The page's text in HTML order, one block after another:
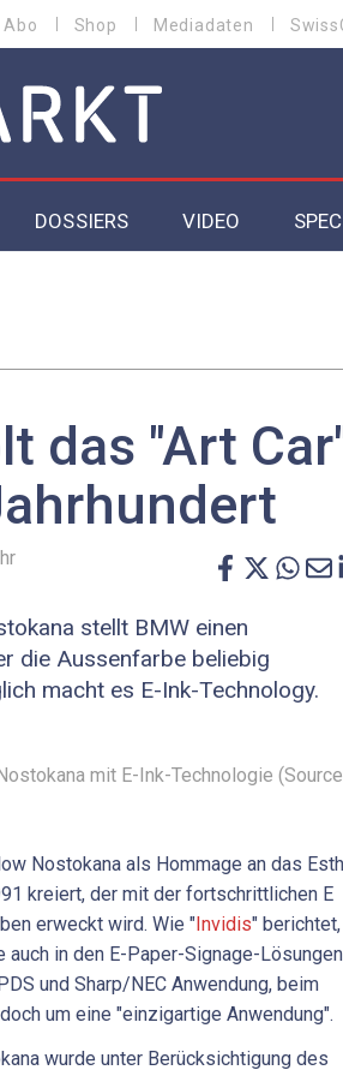
Abo Shop Mediadaten
DOSSIERS
EU-DSGVO
VIDEO
das "Art
stellt BMW einen
die Aussenfarbe beliebig
macht es E-Ink-Technology.
mit E-Ink-Technologie
Nostokana als Hommage an das
kreiert, der mit der fortschrittlichen E
erweckt wird. Wie "Invidis" berichtet,
in den E-Paper-Signage-Lösungen
und Sharp/NEC Anwendung, beim
um eine "einzigartige Anwendung".
wurde unter Berücksichtigung des